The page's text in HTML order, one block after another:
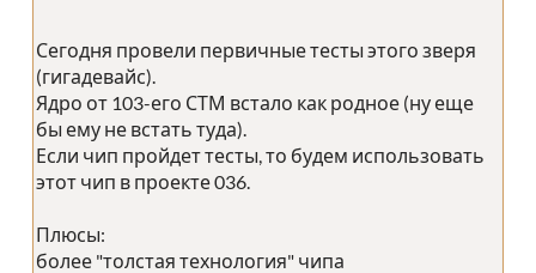
Сегодня провели первичные тесты этого зверя
(гигадевайс).
Ядро от 103-его СТМ встало как родное (ну еще
бы ему не встать туда).
Если чип пройдет тесты, то будем использовать
этот чип в проекте 036.
Плюсы:
более "толстая технология" чипа